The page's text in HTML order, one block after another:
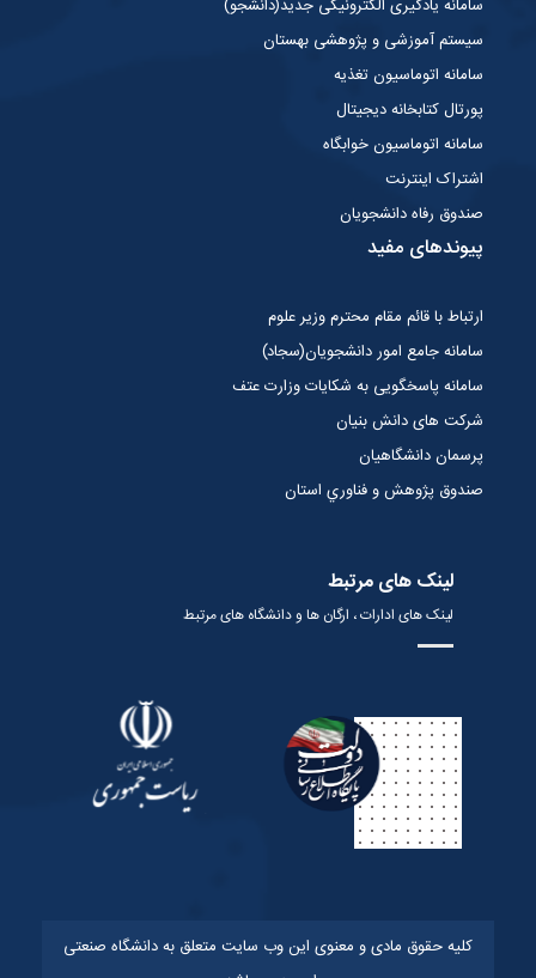
سامانه یادگیری الکترونیکی جدید(دانشجو)
سیستم آموزشی و پژوهشی بهستان
سامانه اتوماسیون تغذیه
پورتال کتابخانه دیجیتال
سامانه اتوماسیون خوابگاه
اشتراک اینترنت
صندوق رفاه دانشجویان
پیوندهای مفید
ارتباط با قائم مقام محترم وزیر علوم
سامانه جامع امور دانشجویان(سجاد)
سامانه پاسخگویی به شکایات وزارت عتف
شرکت های دانش بنیان
پرسمان دانشگاهیان
صندوق پژوهش و فناوري استان
لینک های مرتبط
لینک های ادارات ، ارگان ها و دانشگاه های مرتبط
کلیه حقوق مادی و معنوی این وب سایت متعلق به دانشگاه صنعتی